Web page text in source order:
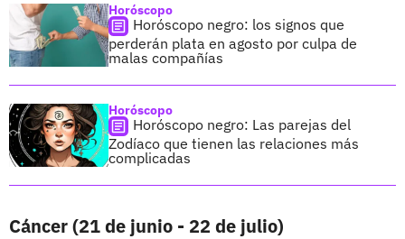
Horóscopo
Horóscopo negro: los signos que
perderán plata en agosto por culpa de
malas compañías
Horóscopo
Horóscopo negro: Las parejas del
Zodíaco que tienen las relaciones más
complicadas
Cáncer (21 de junio - 22 de julio)